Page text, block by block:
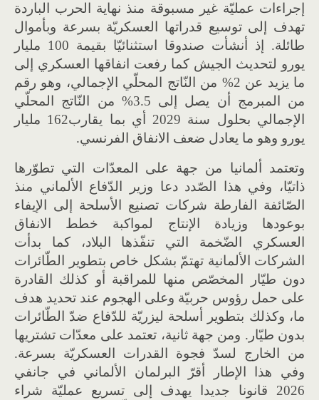
إجراءات عمليّة غير مسبوقة منذ نهاية الحرب الباردة
تهدف إلى توسيع قدراتها العسكريّة بسرعة وبأموال
طائلة. إذ أنشأت صندوقا استثنائيّا بقيمة 100 مليار
يورو لتحديث الجيش كما رفعت انفاقها العسكري إلى
ما يزيد عن 2% من النّاتج المحلّي الإجمالي، وهو رقم
من المبرمج أن يصل إلى 3.5% من النّاتج المحلّي
الإجمالي بحلول سنة 2029 أي بما يقارب162 مليار
يورو وهو ما يعادل ضعف الانفاق الفرنسي.
وتعتمد ألمانيا من جهة على المعدّات التي تطوّرها
ذاتيّا، وفي هذا الصّدد دعا وزير الدّفاع الألماني منذ
الصّائفة الفارطة شركات تصنيع الأسلحة إلى الإيفاء
بوعودها وزيادة الإنتاج لمواكبة خطط الانفاق
العسكري الضّخمة التي تنفّذها البلاد، كما بدأت
الشركات الألمانية تهتمّ بشكل خاص بتطوير الطّائرات
دون طيّار المخصّص منها للمراقبة أو كذلك القادرة
على حمل رؤوس حربيّة وعلى الهجوم عند تحديد هدف
ما، وكذلك بتطوير أسلحة ليزريّة للدّفاع ضدّ الطّائرات
بدون طيّار. ومن جهة ثانية، تعتمد على معدّات تشتريها
من الخارج لسدّ فجوة القدرات العسكريّة بسرعة.
وفي هذا الإطار أقرّ البرلمان الألماني في جانفي
2026 قانونا جديدا يهدف إلى تسريع عمليّة شراء